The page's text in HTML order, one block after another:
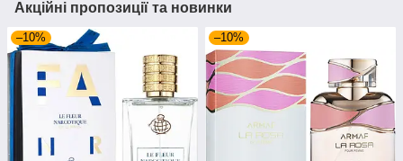
Акційні пропозиції та новинки
–10% –10%